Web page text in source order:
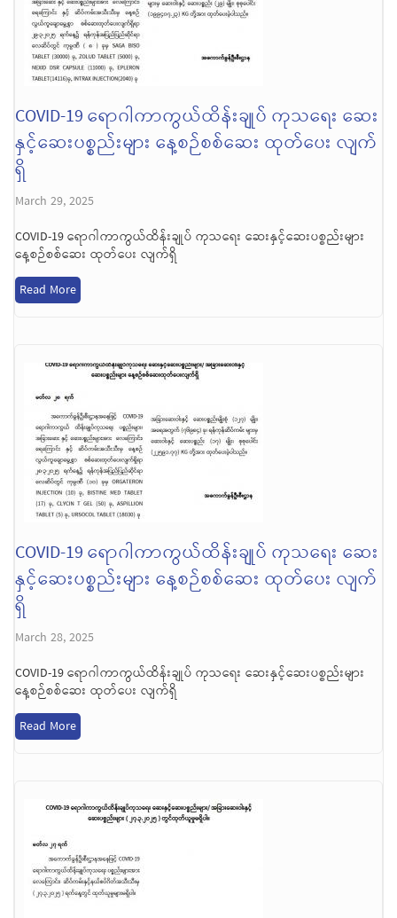
COVID-19 ရောဂါကာကွယ်ထိန်းချုပ် ကုသရေး ဆေး
နှင့်ဆေးပစ္စည်းများ နေ့စဉ်စစ်ဆေး ထုတ်ပေး လျက်
ရှိ
March 29, 2025
COVID-19 ရောဂါကာကွယ်ထိန်းချုပ် ကုသရေး ဆေးနှင့်ဆေးပစ္စည်းများ
နေ့စဉ်စစ်ဆေး ထုတ်ပေး လျက်ရှိ
Read More
COVID-19 ရောဂါကာကွယ်ထိန်းချုပ် ကုသရေး ဆေး
နှင့်ဆေးပစ္စည်းများ နေ့စဉ်စစ်ဆေး ထုတ်ပေး လျက်
ရှိ
March 28, 2025
COVID-19 ရောဂါကာကွယ်ထိန်းချုပ် ကုသရေး ဆေးနှင့်ဆေးပစ္စည်းများ
နေ့စဉ်စစ်ဆေး ထုတ်ပေး လျက်ရှိ
Read More